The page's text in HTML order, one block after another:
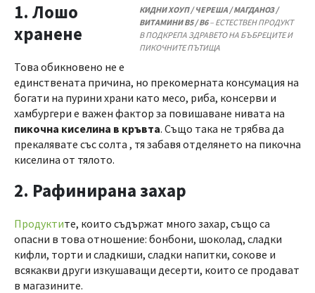
КИДНИ ХОУП / ЧЕРЕША / МАГДАНОЗ /
ВИТАМИНИ В5 / В6– ЕСТЕСТВЕН ПРОДУКТ
В ПОДКРЕПА ЗДРАВЕТО НА БЪБРЕЦИТЕ И
ПИКОЧНИТЕ ПЪТИЩА
1. Лошо
хранене
Това обикновено не е
единствената причина, но прекомерната консумация на
богати на пурини храни като месо, риба, консерви и
хамбургери е важен фактор за повишаване нивата на
пикочна киселина в кръвта. Също така не трябва да
прекалявате със солта , тя забавя отделянето на пикочна
киселина от тялото.
2. Рафинирана захар
Продуктите, които съдържат много захар, също са
опасни в това отношение: бонбони, шоколад, сладки
кифли, торти и сладкиши, сладки напитки, сокове и
всякакви други изкушаващи десерти, които се продават
в магазините.